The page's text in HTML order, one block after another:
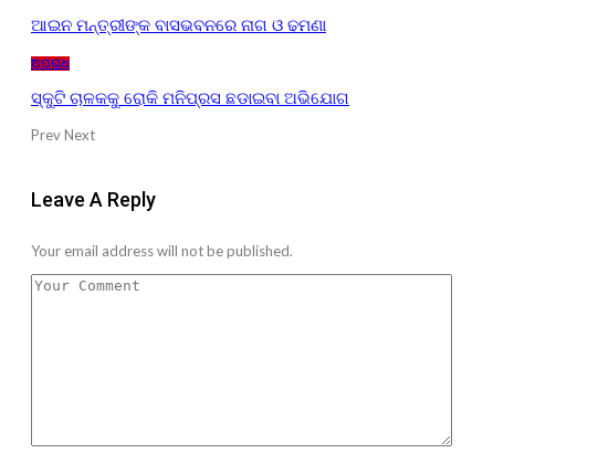
ଆଇନ ମନ୍ତ୍ରୀଙ୍କ ବାସଭବନରେ ନାଗ ଓ ଢମଣା
ଅପରାଧ
ସ୍କୁଟି ଚାଳକକୁ ରୋକି ମନିପ୍ରସ ଛଡାଇବା ଅଭିଯୋଗ
PrevNext
Leave A Reply
Your email address will not be published.